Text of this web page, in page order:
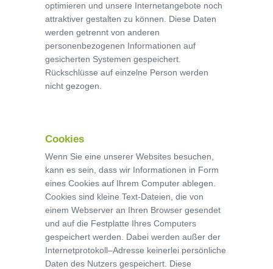
optimieren und unsere Internetangebote noch
attraktiver gestalten zu können. Diese Daten
werden getrennt von anderen
personenbezogenen Informationen auf
gesicherten Systemen gespeichert.
Rückschlüsse auf einzelne Person werden
nicht gezogen.
Cookies
Wenn Sie eine unserer Websites besuchen,
kann es sein, dass wir Informationen in Form
eines Cookies auf Ihrem Computer ablegen.
Cookies sind kleine Text-Dateien, die von
einem Webserver an Ihren Browser gesendet
und auf die Festplatte Ihres Computers
gespeichert werden. Dabei werden außer der
Internetprotokoll–Adresse keinerlei persönliche
Daten des Nutzers gespeichert. Diese